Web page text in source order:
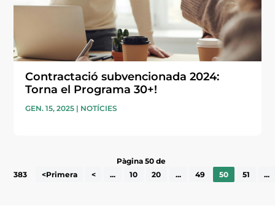
Contractació subvencionada 2024:
Torna el Programa 30+!
GEN. 15, 2025 | NOTÍCIES
Pàgina 50 de
383
<Primera < ... 10 20 ... 49 50 51 ...